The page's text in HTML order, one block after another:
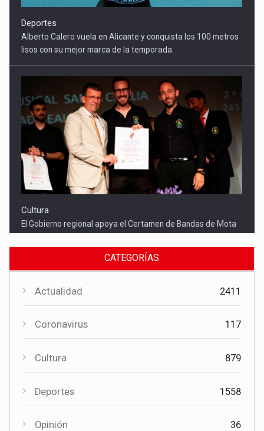
Alberto Calero vuela en Alicante y conquista los 100 metros
lisos con su mejor marca de la temporada
del Cuervo con 18.000 euros
Cultura
El Certamen "Villa Cervantina" vuelve a situar a Mota del
CATEGORÍAS
Actualidad 2411
Coronavirus 117
Cultura 879
Deportes 1558